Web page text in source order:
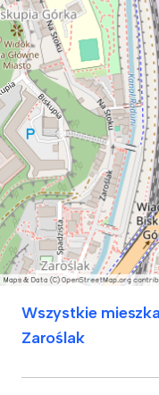
Wszystkie
Zaroślak